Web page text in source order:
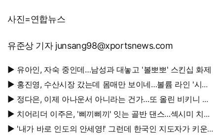
사진=연합뉴스
유준상 기자 junsang98@xportsnews.com
▶ 유아인, 자숙 중인데…남성과 대놓고 '볼뽀뽀' 스킨십 화제
▶ 홍진영, 수산시장 갔는데 몸매만 보이네…볼륨 라인 '시선
강탈'
▶ 정다은, 이제 아나운서 아니라는 건가…또 올린 비키니 사
진, 과감 반전 매력
▶ 치어리더 이주은, '삐끼삐끼' 잇는 골반 댄스…섹시미 치사
량
▶ '내가 바로 인도의 안세영!' 그런데 한국인 지도자가 키운